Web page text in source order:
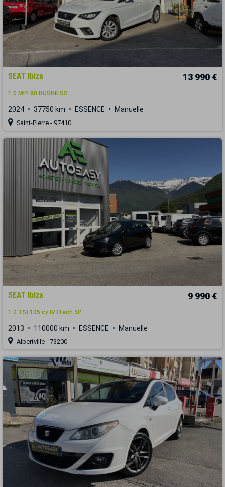
SEAT Ibiza 13 990 €
1.0 MPI 80 BUSINESS
2024 37750 km ESSENCE Manuelle
Saint-Pierre - 97410
SEAT Ibiza 9 990 €
1.2 TSI 105 cv IV ITech 5P
2013 110000 km ESSENCE Manuelle
Albertville - 73200